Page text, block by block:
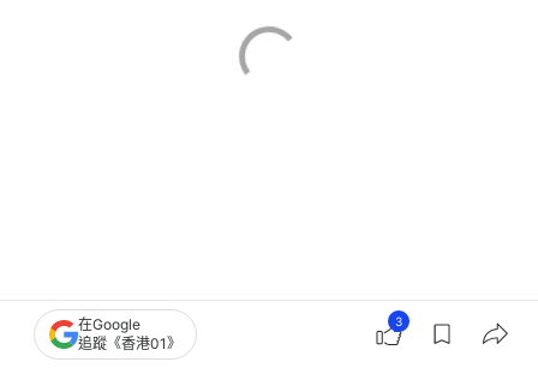
在Google
追蹤《香港01》
3